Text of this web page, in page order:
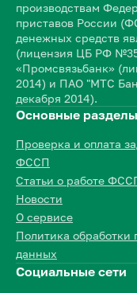
производствам
приставов России
денежных средств
(лицензия ЦБ РФ
«Промсвязьбанк»
2014) и ПАО "МТС
декабря 2014).
Основные разделы
Проверка и оплата
ФССП
Статьи о работе
Новости
О сервисе
Политика обработки
данных
Социальные сети